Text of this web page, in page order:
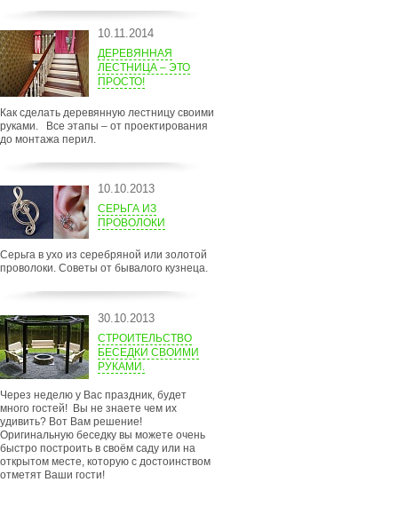
10.11.2014
ДЕРЕВЯННАЯ
ЛЕСТНИЦА – ЭТО
ПРОСТО!
Как сделать деревянную лестницу своими
руками. Все этапы – от проектирования
до монтажа перил.
10.10.2013
СЕРЬГА ИЗ
ПРОВОЛОКИ
Серьга в ухо из серебряной или золотой
проволоки. Советы от бывалого кузнеца.
30.10.2013
СТРОИТЕЛЬСТВО
БЕСЕДКИ СВОИМИ
РУКАМИ.
Через неделю у Вас праздник, будет
много гостей! Вы не знаете чем их
удивить? Вот Вам решение!
Оригинальную беседку вы можете очень
быстро построить в своём саду или на
открытом месте, которую с достоинством
отметят Ваши гости!